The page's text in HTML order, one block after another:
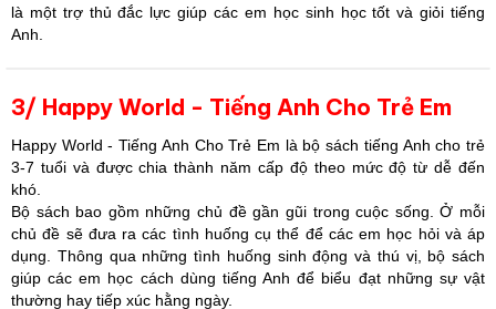
là một trợ thủ đắc lực giúp các em học sinh học tốt và giỏi tiếng
Anh.
3/ Happy World - Tiếng Anh Cho Trẻ Em
​Happy World - Tiếng Anh Cho Trẻ Em là bộ sách tiếng Anh cho trẻ
3-7 tuổi và được chia thành năm cấp độ theo mức độ từ dễ đến
khó.
Bộ sách bao gồm những chủ đề gần gũi trong cuộc sống. Ở mỗi
chủ đề sẽ đưa ra các tình huống cụ thể để các em học hỏi và áp
dụng. Thông qua những tình huống sinh động và thú vị, bộ sách
giúp các em học cách dùng tiếng Anh để biểu đạt những sự vật
thường hay tiếp xúc hằng ngày.